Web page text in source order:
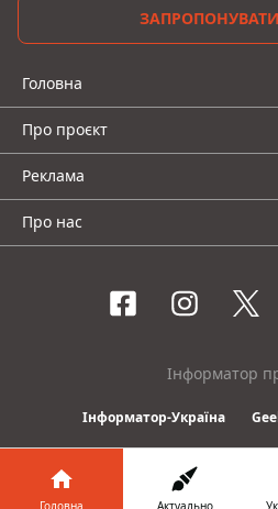
Головна
Про проєкт
Реклама
Про нас
Інформатор
Інформатор-Україна
© 2016-2026
Головна Актуально